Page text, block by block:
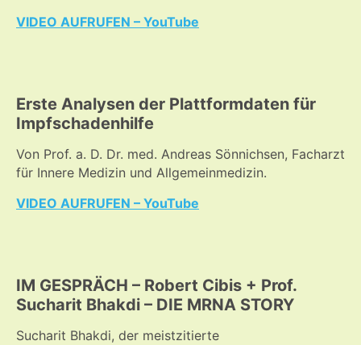
VIDEO AUFRUFEN – YouTube
Erste Analysen der Plattformdaten für
Impfschadenhilfe
Von Prof. a. D. Dr. med. Andreas Sönnichsen, Facharzt
für Innere Medizin und Allgemeinmedizin.
VIDEO AUFRUFEN – YouTube
IM GESPRÄCH – Robert Cibis + Prof.
Sucharit Bhakdi – DIE MRNA STORY
Sucharit Bhakdi, der meistzitierte